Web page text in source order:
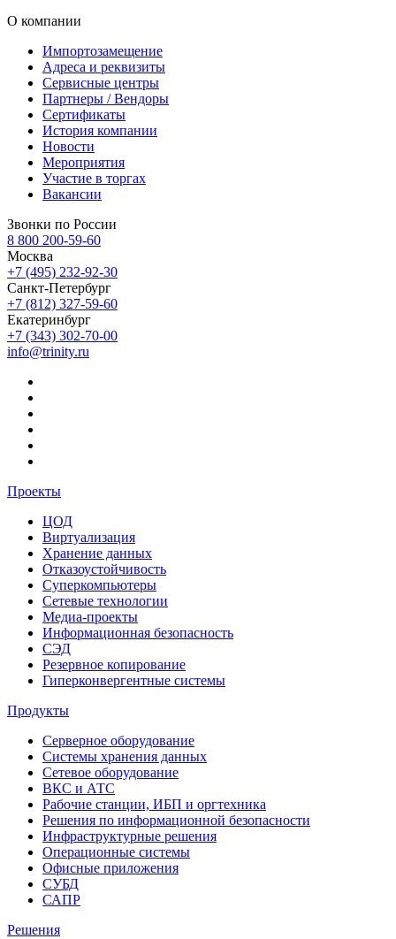
О компании
Импортозамещение
Адреса и реквизиты
Сервисные центры
Партнеры / Вендоры
Сертификаты
История компании
Новости
Мероприятия
Участие в торгах
Вакансии
Звонки по России
8 800 200-59-60
Москва
+7 (495) 232-92-30
Санкт-Петербург
+7 (812) 327-59-60
Екатеринбург
+7 (343) 302-70-00
info@trinity.ru
Проекты
ЦОД
Виртуализация
Хранение данных
Отказоустойчивость
Суперкомпьютеры
Сетевые технологии
Медиа-проекты
Информационная безопасность
СЭД
Резервное копирование
Гиперконвергентные системы
Продукты
Серверное оборудование
Системы хранения данных
Сетевое оборудование
ВКС и АТС
Рабочие станции, ИБП и оргтехника
Решения по информационной безопасности
Инфраструктурные решения
Операционные системы
Офисные приложения
СУБД
САПР
Решения